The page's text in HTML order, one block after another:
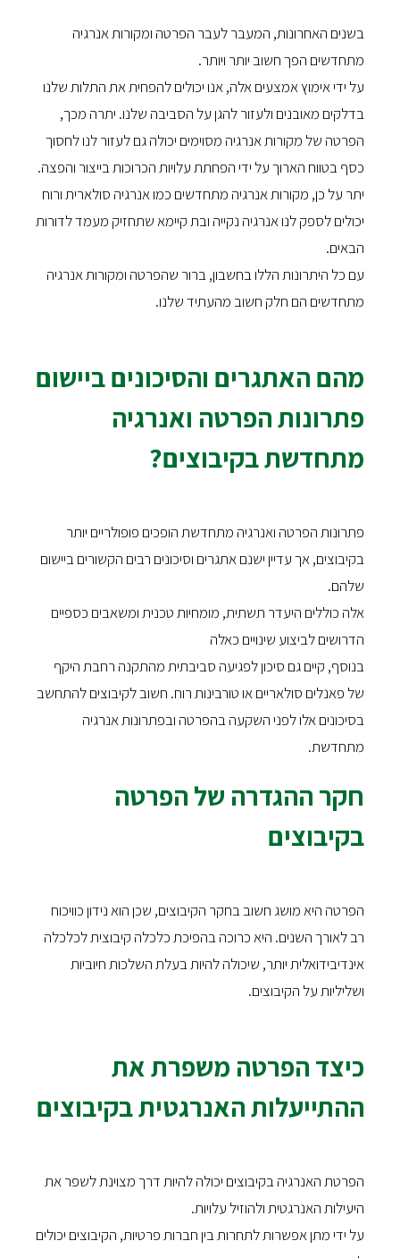
בשנים האחרונות, המעבר לעבר הפרטה ומקורות אנרגיה
מתחדשים הפך חשוב יותר ויותר.
על ידי אימוץ אמצעים אלה, אנו יכולים להפחית את התלות שלנו
בדלקים מאובנים ולעזור להגן על הסביבה שלנו. יתרה מכך,
הפרטה של מקורות אנרגיה מסוימים יכולה גם לעזור לנו לחסוך
כסף בטווח הארוך על ידי הפחתת עלויות הכרוכות בייצור והפצה.
יתר על כן, מקורות אנרגיה מתחדשים כמו אנרגיה סולארית ורוח
יכולים לספק לנו אנרגיה נקייה ובת קיימא שתחזיק מעמד לדורות
הבאים.
עם כל היתרונות הללו בחשבון, ברור שהפרטה ומקורות אנרגיה
מתחדשים הם חלק חשוב מהעתיד שלנו.
מהם האתגרים והסיכונים ביישום
פתרונות הפרטה ואנרגיה
מתחדשת בקיבוצים?
פתרונות הפרטה ואנרגיה מתחדשת הופכים פופולריים יותר
בקיבוצים, אך עדיין ישנם אתגרים וסיכונים רבים הקשורים ביישום
שלהם.
אלה כוללים היעדר תשתית, מומחיות טכנית ומשאבים כספיים
הדרושים לביצוע שינויים כאלה
בנוסף, קיים גם סיכון לפגיעה סביבתית מהתקנה רחבת היקף
של פאנלים סולאריים או טורבינות רוח. חשוב לקיבוצים להתחשב
בסיכונים אלו לפני השקעה בהפרטה ובפתרונות אנרגיה
מתחדשת.
חקר ההגדרה של הפרטה
בקיבוצים
הפרטה היא מושג חשוב בחקר הקיבוצים, שכן הוא נידון כוויכוח
רב לאורך השנים. היא כרוכה בהפיכת כלכלה קיבוצית לכלכלה
אינדיבידואלית יותר, שיכולה להיות בעלת השלכות חיוביות
ושליליות על הקיבוצים.
כיצד הפרטה משפרת את
ההתייעלות האנרגטית בקיבוצים
הפרטת האנרגיה בקיבוצים יכולה להיות דרך מצוינת לשפר את
היעילות האנרגטית ולהוזיל עלויות.
על ידי מתן אפשרות לתחרות בין חברות פרטיות, הקיבוצים יכולים